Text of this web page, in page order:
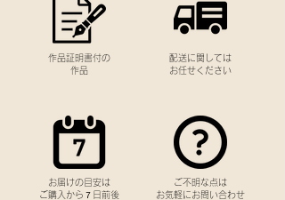
作品証明書付の
作品
お届けの目安は
ご購入から７日前後
配送に関しては
お任せください
​ご不明な点は
お気軽にお問い合わせ